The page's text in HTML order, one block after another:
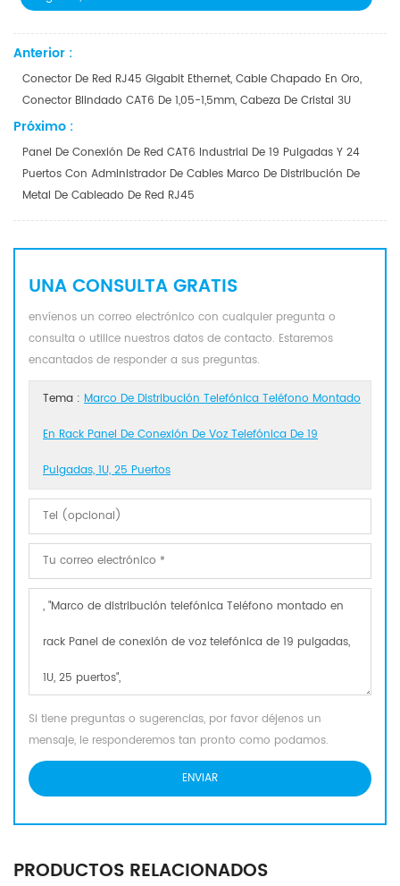
Anterior :
Conector De Red RJ45 Gigabit Ethernet, Cable Chapado En Oro,
Conector Blindado CAT6 De 1,05-1,5mm, Cabeza De Cristal 3U
Próximo :
Panel De Conexión De Red CAT6 Industrial De 19 Pulgadas Y 24
Puertos Con Administrador De Cables Marco De Distribución De
Metal De Cableado De Red RJ45
UNA CONSULTA GRATIS
envíenos un correo electrónico con cualquier pregunta o
consulta o utilice nuestros datos de contacto. Estaremos
encantados de responder a sus preguntas.
Tema : Marco De Distribución Telefónica Teléfono Montado
En Rack Panel De Conexión De Voz Telefónica De 19
Pulgadas, 1U, 25 Puertos
Si tiene preguntas o sugerencias, por favor déjenos un
mensaje, le responderemos tan pronto como podamos.
PRODUCTOS RELACIONADOS